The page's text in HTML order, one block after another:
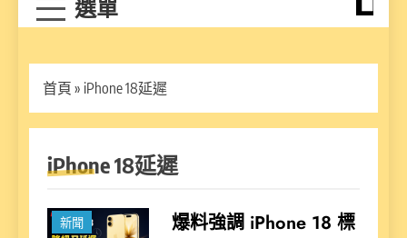
首頁 » iPhone 18延遲
iPhone 18延遲
新聞
爆料強調 iPhone 18 標